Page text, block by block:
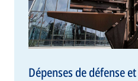
Dépenses de défense